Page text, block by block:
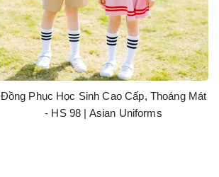
Đồng Phục Học Sinh Cao Cấp, Thoáng Mát
- HS 98 | Asian Uniforms